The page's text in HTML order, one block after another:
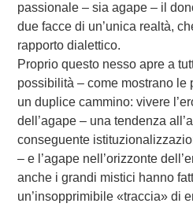
passionale – sia agape – il
due facce di un’unica realtà,
rapporto dialettico.
Proprio questo nesso apre a
possibilità – come mostrano le
un duplice cammino: vivere
dell’agape – una tendenza
conseguente
– e l’agape nell’orizzonte
anche i grandi mistici hanno
un’insopprimibile «traccia» di